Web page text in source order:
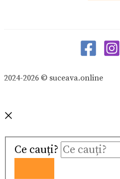
2024-2026 © suceava.online
Ce cauți?